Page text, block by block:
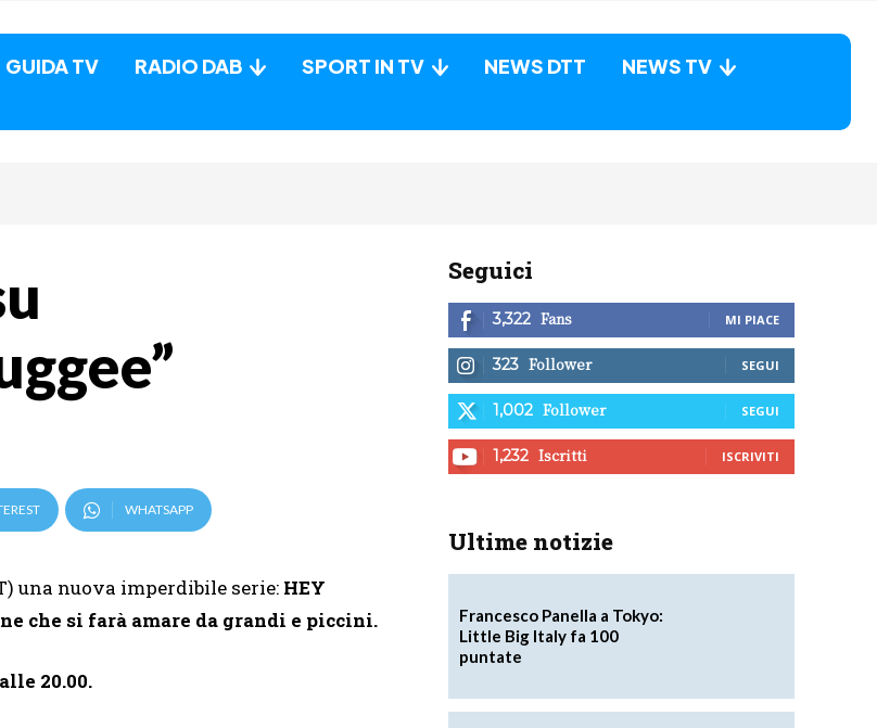
GUIDA TV RADIO DAB SPORT IN TV NEWS DTT
NEWS TV
WHATSAPP
una nuova imperdibile serie: HEY
che si farà amare da grandi e piccini.
20.00.
Seguici
3,322 Fans MI PIACE
323 Follower SEGUI
1,002 Follower SEGUI
1,232 Iscritti ISCRIVITI
Ultime notizie
Francesco Panella a Tokyo:
Little Big Italy fa 100
puntate